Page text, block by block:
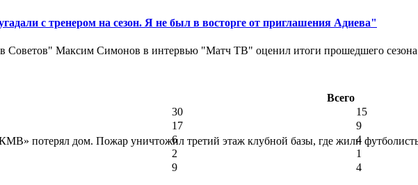
с тренером на сезон. Я не был в восторге от приглашения Адиева"
Советов" Максим Симонов в интервью "Матч ТВ" оценил итоги прошедшего сезона
потерял дом. Пожар уничтожил третий этаж клубной базы, где жили
Всего
30
15
17
9
6
4
2
1
9 4